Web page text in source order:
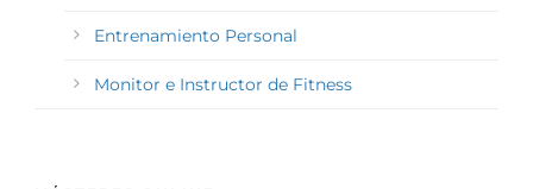
Entrenamiento Personal
Monitor e Instructor de Fitness